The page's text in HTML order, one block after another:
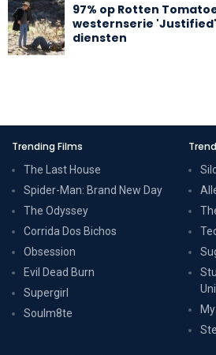
97% op Rotten
westernserie
diensten
Trending Films
The Last House
Spider-Man: Brand New Day
The Odyssey
Corrida Dos Bichos
Obsession
Evil Dead Burn
Supergirl
Soulm8te